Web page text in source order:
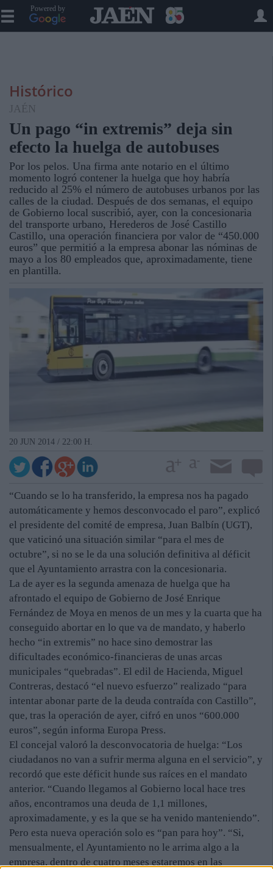
Powered by
Histórico
JAÉN
Un pago “in extremis” deja sin
efecto la huelga de autobuses
Por los pelos. Una firma ante notario en el último
momento logró contener la huelga que hoy habría
reducido al 25% el número de autobuses urbanos por las
calles de la ciudad. Después de dos semanas, el equipo
de Gobierno local suscribió, ayer, con la concesionaria
del transporte urbano, Herederos de José Castillo
Castillo, una operación financiera por valor de “450.000
euros” que permitió a la empresa abonar las nóminas de
mayo a los 80 empleados que, aproximadamente, tiene
en plantilla.
20 JUN 2014 / 22:00 H.
“Cuando se lo ha transferido, la empresa nos ha pagado
automáticamente y hemos desconvocado el paro”, explicó
el presidente del comité de empresa, Juan Balbín (UGT),
que vaticinó una situación similar “para el mes de
octubre”, si no se le da una solución definitiva al déficit
que el Ayuntamiento arrastra con la concesionaria.
La de ayer es la segunda amenaza de huelga que ha
afrontado el equipo de Gobierno de José Enrique
Fernández de Moya en menos de un mes y la cuarta que ha
conseguido abortar en lo que va de mandato, y haberlo
hecho “in extremis” no hace sino demostrar las
dificultades económico-financieras de unas arcas
municipales “quebradas”. El edil de Hacienda, Miguel
Contreras, destacó “el nuevo esfuerzo” realizado “para
intentar abonar parte de la deuda contraída con Castillo”,
que, tras la operación de ayer, cifró en unos “600.000
euros”, según informa Europa Press.
El concejal valoró la desconvocatoria de huelga: “Los
ciudadanos no van a sufrir merma alguna en el servicio”, y
recordó que este déficit hunde sus raíces en el mandato
anterior. “Cuando llegamos al Gobierno local hace tres
años, encontramos una deuda de 1,1 millones,
aproximadamente, y es la que se ha venido manteniendo”.
Pero esta nueva operación solo es “pan para hoy”. “Si,
mensualmente, el Ayuntamiento no le arrima algo a la
empresa, dentro de cuatro meses estaremos en las